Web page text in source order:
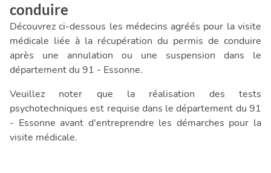
Test Psychotechnique
Test Psychotechniqueprofessionnel
conduire
Découvrez ci-dessous les médecins agréés pour la visite
médicale liée à la récupération du permis de conduire
après une annulation ou une suspension dans le
département du 91 - Essonne.
Veuillez noter que la réalisation des tests
psychotechniques est requise dans le département du 91
- Essonne avant d'entreprendre les démarches pour la
visite médicale.